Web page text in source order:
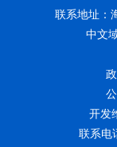
联系地址：
中文
开发
联系电